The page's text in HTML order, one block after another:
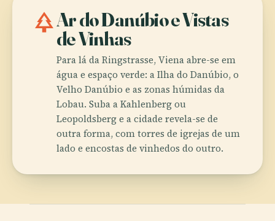
parkAr do Danúbio e Vistas
de Vinhas
Para lá da Ringstrasse, Viena abre-se em
água e espaço verde: a Ilha do Danúbio, o
Velho Danúbio e as zonas húmidas da
Lobau. Suba a Kahlenberg ou
Leopoldsberg e a cidade revela-se de
outra forma, com torres de igrejas de um
lado e encostas de vinhedos do outro.